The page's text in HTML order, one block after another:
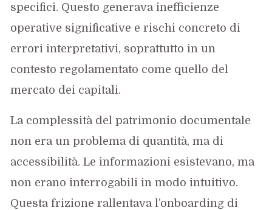
specifici. Questo generava inefficienze
operative significative e rischi concreto di
errori interpretativi, soprattutto in un
contesto regolamentato come quello del
mercato dei capitali.
La complessità del patrimonio documentale
non era un problema di quantità, ma di
accessibilità. Le informazioni esistevano, ma
non erano interrogabili in modo intuitivo.
Questa frizione rallentava l’onboarding di